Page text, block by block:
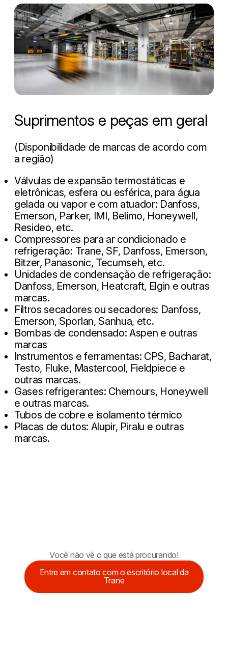
Suprimentos e peças em geral
(Disponibilidade de marcas de acordo com
a região)
Válvulas de expansão termostáticas e
eletrônicas, esfera ou esférica, para água
gelada ou vapor e com atuador: Danfoss,
Emerson, Parker, IMI, Belimo, Honeywell,
Resideo, etc.
Compressores para ar condicionado e
refrigeração: Trane, SF, Danfoss, Emerson,
Bitzer, Panasonic, Tecumseh, etc.
Unidades de condensação de refrigeração:
Danfoss, Emerson, Heatcraft, Elgin e outras
marcas.
Filtros secadores ou secadores: Danfoss,
Emerson, Sporlan, Sanhua, etc.
Bombas de condensado: Aspen e outras
marcas
Instrumentos e ferramentas: CPS, Bacharat,
Testo, Fluke, Mastercool, Fieldpiece e
outras marcas.
Gases refrigerantes: Chemours, Honeywell
e outras marcas.
Tubos de cobre e isolamento térmico
Placas de dutos: Alupir, Piralu e outras
marcas.
Você não vê o que está procurando!
Entre em contato com o escritório local da
Trane